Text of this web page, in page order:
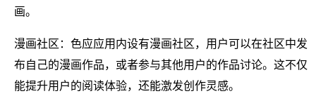
画。
漫画社区：色应应用内设有漫画社区，用户可以在社区中发
布自己的漫画作品，或者参与其他用户的作品讨论。这不仅
能提升用户的阅读体验，还能激发创作灵感。